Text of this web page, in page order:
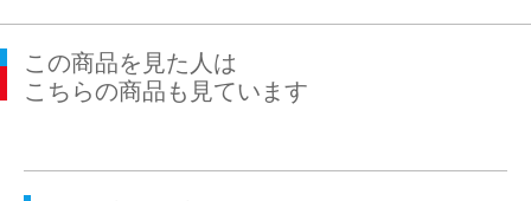
この商品を見た人は
こちらの商品も見ています